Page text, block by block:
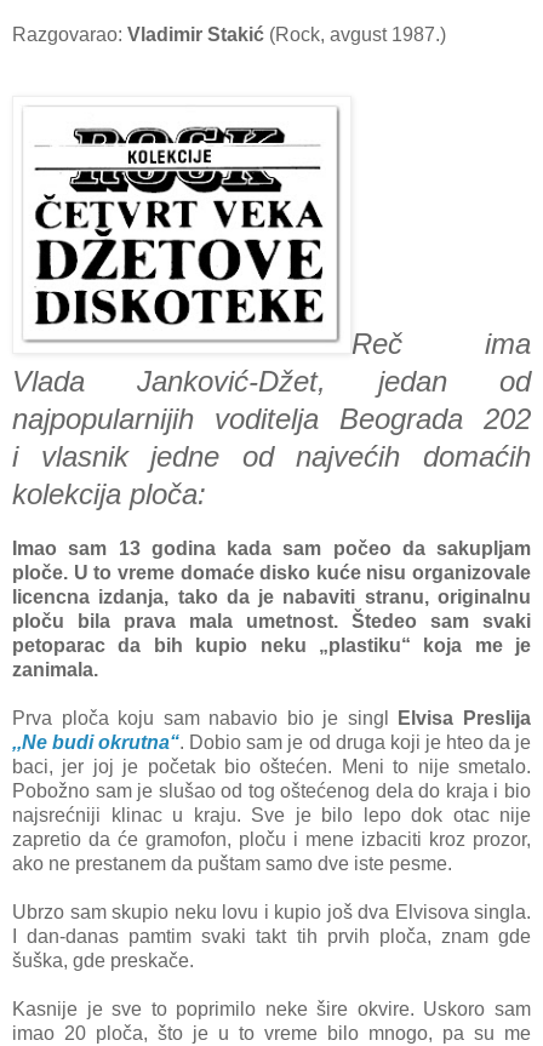
Razgovarao: Vladimir Stakić (Rock, avgust 1987.)
Reč ima
Vlada Janković-Džet, jedan od
najpopularnijih voditelja Beograda 202
i vlasnik jedne od najvećih domaćih
kolekcija ploča:
Imao sam 13 godina kada sam počeo da sakupljam
ploče. U to vreme domaće disko kuće nisu organizovale
licencna izdanja, tako da je nabaviti stranu, originalnu
ploču bila prava mala umetnost. Štedeo sam svaki
petoparac da bih kupio neku „plastiku“ koja me je
zanimala.
Prva ploča koju sam nabavio bio je singl
Elvisa Preslija
,,Ne budi okrutna“. Dobio sam je od druga koji je hteo da je
baci, jer joj je početak bio oštećen. Meni to nije smetalo.
Pobožno sam je slušao od tog oštećenog dela do kraja i bio
najsrećniji klinac u kraju. Sve je bilo lepo dok otac nije
zapretio da će gramofon, ploču i mene izbaciti kroz prozor,
ako ne prestanem da puštam samo dve iste pesme.
Ubrzo sam skupio neku lovu i kupio još dva Elvisova singla.
I dan-danas pamtim svaki takt tih prvih ploča, znam gde
šuška, gde preskače.
Kasnije je sve to poprimilo neke šire okvire. Uskoro sam
imao 20 ploča, što je u to vreme bilo mnogo, pa su me